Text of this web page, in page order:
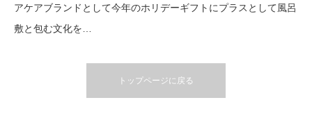
アケアブランドとして今年のホリデーギフトにプラスとして風呂
敷と包む文化を…
トップページに戻る